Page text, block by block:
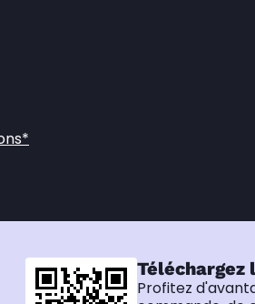
Téléchargez
Profitez